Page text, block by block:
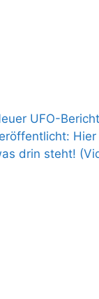
UFO-
Hier
drin steht!